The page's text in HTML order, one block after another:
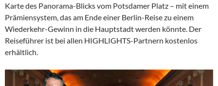
Karte des Panorama-Blicks vom Potsdamer Platz – mit einem
Prämiensystem, das am Ende einer Berlin-Reise zu einem
Wiederkehr-Gewinn in die Hauptstadt werden könnte. Der
Reiseführer ist bei allen HIGHLIGHTS-Partnern kostenlos
erhältlich.